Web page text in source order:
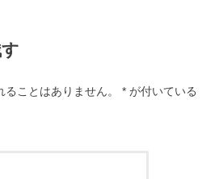
ことはありません。 * が付いている